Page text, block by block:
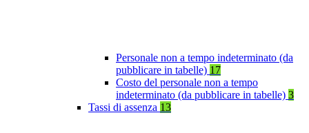
Personale non a tempo indeterminato (da
pubblicare in tabelle) 17
Costo del personale non a tempo
indeterminato (da pubblicare in tabelle) 3
Tassi di assenza 13